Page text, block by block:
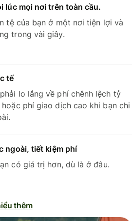
lúc mọi nơi trên toàn cầu.
tệ của bạn ở một nơi tiện lợi và
trong vài giây.
tế
lo lắng về phí chênh lệch tỷ
phí giao dịch cao khi bạn chi
ngoài, tiết kiệm phí
có giá trị hơn, dù là ở đâu.
thêm